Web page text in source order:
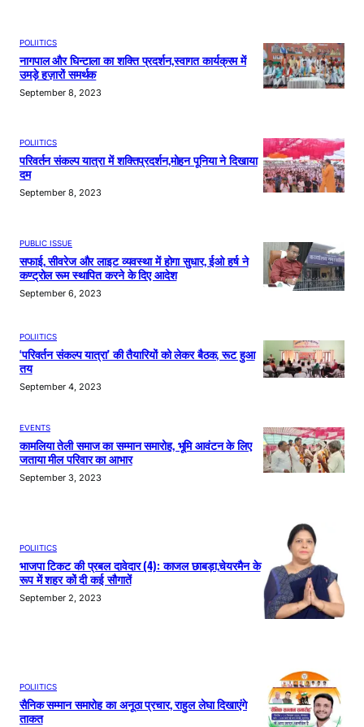
POLIITICS
नागपाल और घिन्टाला का शक्ति प्रदर्शन,स्वागत कार्यक्रम में
उमड़े हज़ारों समर्थक
September 8, 2023
POLIITICS
परिवर्तन संकल्प यात्रा में शक्तिप्रदर्शन,मोहन पूनिया ने दिखाया
दम
September 8, 2023
PUBLIC ISSUE
सफाई, सीवरेज और लाइट व्यवस्था में होगा सुधार, ईओ हर्ष ने
कण्ट्रोल रूम स्थापित करने के दिए आदेश
September 6, 2023
POLIITICS
‘परिवर्तन संकल्प यात्रा’ की तैयारियों को लेकर बैठक, रूट हुआ
तय
September 4, 2023
EVENTS
कामलिया तेली समाज का सम्मान समारोह, भूमि आवंटन के लिए
जताया मील परिवार का आभार
September 3, 2023
POLIITICS
भाजपा टिकट की प्रबल दावेदार (4): काजल छाबड़ा,चेयरमैन के
रूप में शहर कों दी कई सौगातें
September 2, 2023
POLIITICS
सैनिक सम्मान समारोह का अनूठा प्रचार, राहुल लेघा दिखाएंगे
ताकत